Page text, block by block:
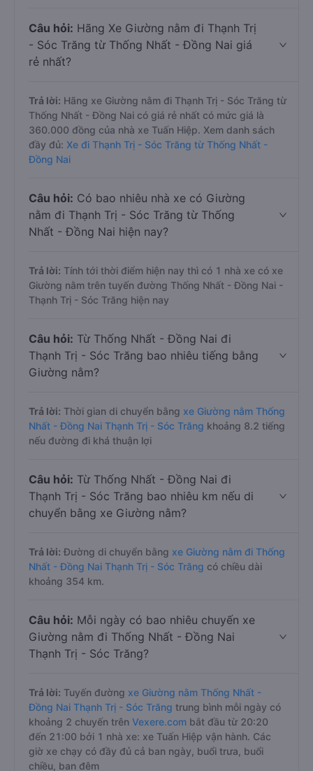
Câu hỏi: Hãng Xe Giường nằm đi Thạnh Trị
- Sóc Trăng từ Thống Nhất - Đồng Nai giá
rẻ nhất?
Trả lời: Hãng xe Giường nằm đi Thạnh Trị - Sóc Trăng từ
Thống Nhất - Đồng Nai có giá rẻ nhất có mức giá là
360.000 đồng của nhà xe Tuấn Hiệp. Xem danh sách
đầy đủ: Xe đi Thạnh Trị - Sóc Trăng từ Thống Nhất -
Đồng Nai
Câu hỏi: Có bao nhiêu nhà xe có Giường
nằm đi Thạnh Trị - Sóc Trăng từ Thống
Nhất - Đồng Nai hiện nay?
Trả lời: Tính tới thời điểm hiện nay thì có 1 nhà xe có xe
Giường nằm trên tuyến đường Thống Nhất - Đồng Nai -
Thạnh Trị - Sóc Trăng hiện nay
Câu hỏi: Từ Thống Nhất - Đồng Nai đi
Thạnh Trị - Sóc Trăng bao nhiêu tiếng bằng
Giường nằm?
Trả lời: Thời gian di chuyển bằng xe Giường nằm Thống
Nhất - Đồng Nai Thạnh Trị - Sóc Trăng khoảng 8.2 tiếng
nếu đường đi khá thuận lợi
Câu hỏi: Từ Thống Nhất - Đồng Nai đi
Thạnh Trị - Sóc Trăng bao nhiêu km nếu di
chuyển bằng xe Giường nằm?
Trả lời: Đường di chuyển bằng xe Giường nằm đi Thống
Nhất - Đồng Nai Thạnh Trị - Sóc Trăng có chiều dài
khoảng 354 km.
Câu hỏi: Mỗi ngày có bao nhiêu chuyến xe
Giường nằm đi Thống Nhất - Đồng Nai
Thạnh Trị - Sóc Trăng?
Trả lời: Tuyến đường xe Giường nằm Thống Nhất -
Đồng Nai Thạnh Trị - Sóc Trăng trung bình mỗi ngày có
khoảng 2 chuyến trên Vexere.com bắt đầu từ 20:20
đến 21:00 bởi 1 nhà xe: xe Tuấn Hiệp vận hành. Các
giờ xe chạy có đầy đủ cả ban ngày, buổi trưa, buổi
chiều, ban đêm